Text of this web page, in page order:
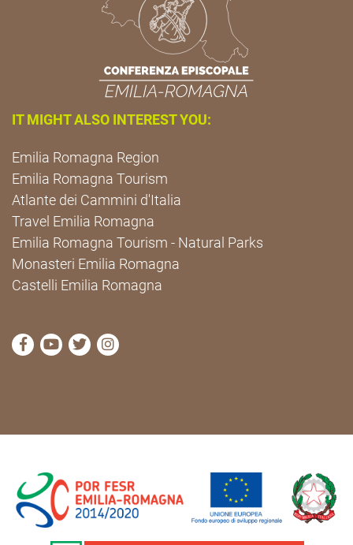
IT MIGHT ALSO INTEREST YOU:
Emilia Romagna Region
Emilia Romagna Tourism
Atlante dei Cammini d'Italia
Travel Emilia Romagna
Emilia Romagna Tourism - Natural Parks
Monasteri Emilia Romagna
Castelli Emilia Romagna
visit Cammini Emilia-Romagna Facebook profile
visit Cammini Emilia-Romagna YouTube profile
visit Cammini Emilia-Romagna Twitter
visit Cammini Emilia-Romagna